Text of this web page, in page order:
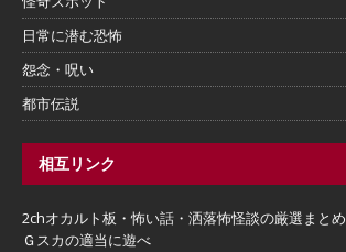
日常に潜む恐怖
怨念・呪い
都市伝説
相互リンク
2chオカルト板・怖い話・洒落怖怪談の厳選まとめ
Ｇスカの適当に遊べ